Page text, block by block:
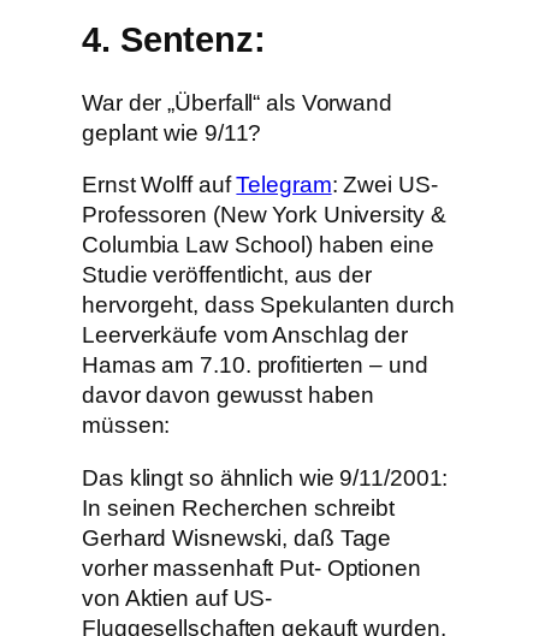
4. Sentenz:
War der „Überfall“ als Vorwand
geplant wie 9/11?
Ernst Wolff aufTelegram: Zwei US-
Professoren (New York University &
Columbia Law School) haben eine
Studie veröffentlicht, aus der
hervorgeht, dass Spekulanten durch
Leerverkäufe vom Anschlag der
Hamas am 7.10. profitierten – und
davor davon gewusst haben
müssen:
Das klingt so ähnlich wie 9/11/2001:
In seinen Recherchen schreibt
Gerhard Wisnewski, daß Tage
vorher massenhaft Put- Optionen
von Aktien auf US-
Fluggesellschaften gekauft wurden.